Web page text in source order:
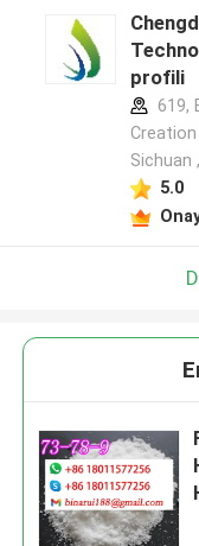
profili
619,
Sichuan
5.0